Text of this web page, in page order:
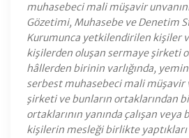
muhasebeci mali müşavir
Gözetimi, Muhasebe ve Denetim
Kurumunca yetkilendirilen kişiler
kişilerden oluşan sermaye şirketi
hâllerden birinin varlığında,
serbest muhasebeci mali müşavir
şirketi ve bunların ortaklarından
ortaklarının yanında çalışan veya
kişilerin mesleği birlikte